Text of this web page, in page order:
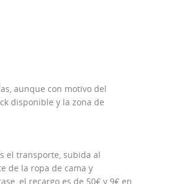
aunque con motivo del
disponible y la zona de
el transporte, subida al
de la ropa de cama y
el recargo es de 50€ y 9€ en